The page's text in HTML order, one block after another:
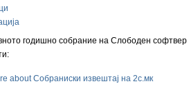
годишно собрание на Слободен софтвер
about Собраниски извештај на 2с.мк